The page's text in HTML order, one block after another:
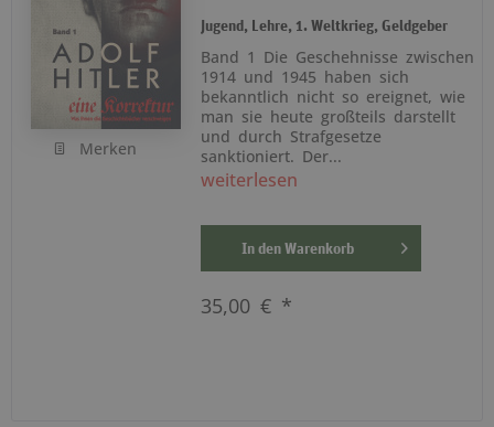
Merken
Jugend, Lehre, 1. Weltkrieg, Geldgeber
Band 1 Die Geschehnisse zwischen
1914 und 1945 haben sich
bekanntlich nicht so ereignet, wie
man sie heute großteils darstellt
und durch Strafgesetze
sanktioniert. Der...
weiterlesen
In den Warenkorb
35,00 € *